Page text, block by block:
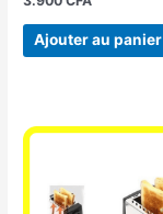
Ajouter au panier